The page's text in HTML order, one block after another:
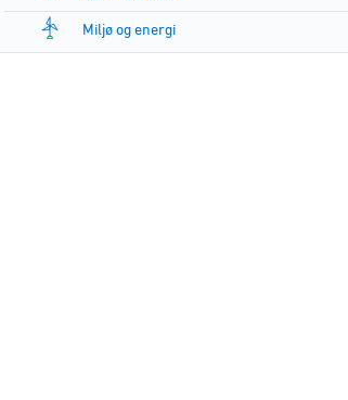
Miljø og energi